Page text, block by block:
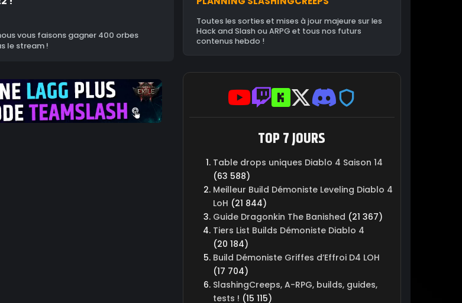
vous faisons gagner 400 orbes
le stream !
Toutes les sorties et mises à jour majeure sur les
Hack and Slash ou ARPG et tous nos futurs
contenus hebdo !
TOP 7 JOURS
Table drops uniques Diablo 4 Saison 14
(63 588)
Meilleur Build Démoniste Leveling Diablo 4
LoH (21 844)
Guide Dragonkin The Banished (21 367)
Tiers List Builds Démoniste Diablo 4
(20 184)
Build Démoniste Griffes d’Effroi D4 LOH
(17 704)
SlashingCreeps, A-RPG, builds, guides,
tests ! (15 115)